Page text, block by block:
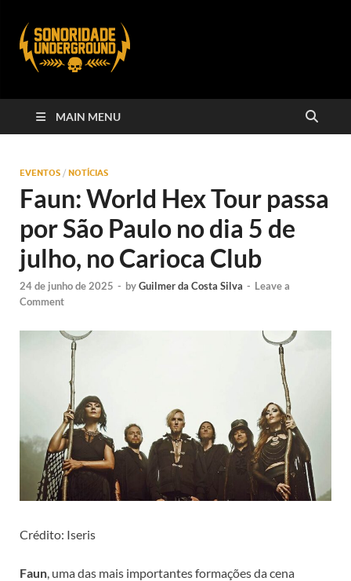
MAIN MENU
EVENTOS / NOTÍCIAS
Faun: World Hex Tour passa
por São Paulo no dia 5 de
julho, no Carioca Club
24 de junho de 2025 - byGuilmer da Costa Silva - Leave a
Comment
Crédito: Iseris
Faun, uma das mais importantes formações da cena